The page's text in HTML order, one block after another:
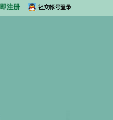
注册